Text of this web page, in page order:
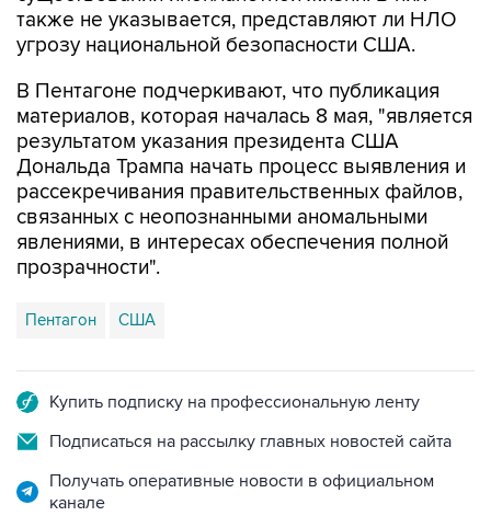
также не указывается, представляют ли НЛО
угрозу национальной безопасности США.
В Пентагоне подчеркивают, что публикация
материалов, которая началась 8 мая, "является
результатом указания президента США
Дональда Трампа начать процесс выявления и
рассекречивания правительственных файлов,
связанных с неопознанными аномальными
явлениями, в интересах обеспечения полной
прозрачности".
Пентагон США
Купить подписку на профессиональную ленту
Подписаться на рассылку главных новостей сайта
Получать оперативные новости в официальном
канале